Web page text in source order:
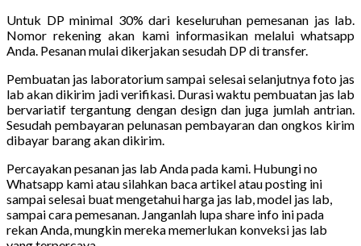
Untuk DP minimal 30% dari keseluruhan pemesanan jas lab.
Nomor rekening akan kami informasikan melalui whatsapp
Anda. Pesanan mulai dikerjakan sesudah DP di transfer.
Pembuatan jas laboratorium sampai selesai selanjutnya foto jas
lab akan dikirim jadi verifikasi. Durasi waktu pembuatan jas lab
bervariatif tergantung dengan design dan juga jumlah antrian.
Sesudah pembayaran pelunasan pembayaran dan ongkos kirim
dibayar barang akan dikirim.
Percayakan pesanan jas lab Anda pada kami. Hubungi no
Whatsapp kami atau silahkan baca artikel atau posting ini
sampai selesai buat mengetahui harga jas lab, model jas lab,
sampai cara pemesanan. Janganlah lupa share info ini pada
rekan Anda, mungkin mereka memerlukan konveksi jas lab